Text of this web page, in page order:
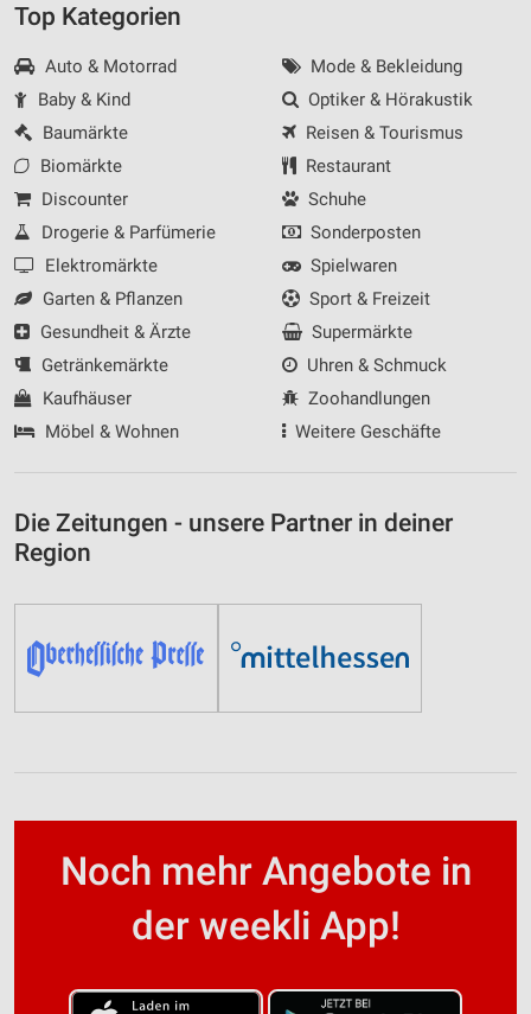
Top Kategorien
Auto & Motorrad
Baby & Kind
Baumärkte
Biomärkte
Discounter
Drogerie & Parfümerie
Elektromärkte
Garten & Pflanzen
Gesundheit & Ärzte
Getränkemärkte
Kaufhäuser
Möbel & Wohnen
Mode & Bekleidung
Optiker & Hörakustik
Reisen & Tourismus
Restaurant
Schuhe
Sonderposten
Spielwaren
Sport & Freizeit
Supermärkte
Uhren & Schmuck
Zoohandlungen
Weitere Geschäfte
Die Zeitungen - unsere Partner in deiner
Region
Noch mehr Angebote in
der weekli App!